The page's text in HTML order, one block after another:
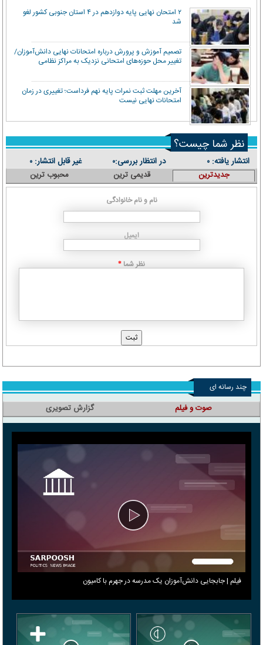
۲ امتحان نهایی پایه دوازدهم در ۴ استان جنوبی کشور لغو
شد
تصمیم آموزش و پرورش درباره امتحانات نهایی دانش‌آموزان/
تغییر محل حوزه‌های امتحانی نزدیک به مراکز نظامی
آخرین مهلت ثبت نمرات پایه نهم فرداست؛ تغییری در زمان
امتحانات نهایی نیست
نظر شما چیست؟
انتشار یافته: ۰ در انتظار بررسی:۰ غیر قابل انتشار: ۰
جدیدترین قدیمی ترین محبوب ترین
نام و نام خانوادگی
ایمیل
نظر شما *
چند رسانه ای
صوت و فیلم
فیلم | جابجایی دانش‌آموزان یک مدرسه در جهرم با کامیون
گزارش تصویری